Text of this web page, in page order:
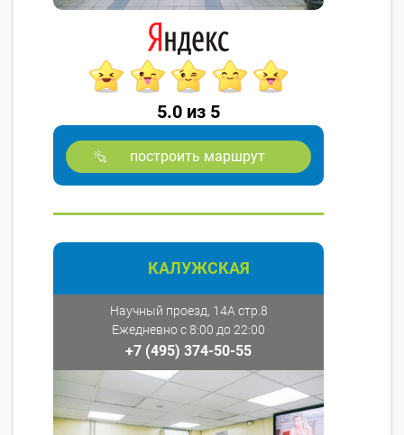
5.0 из 5
построить маршрут
КАЛУЖСКАЯ
Научный проезд, 14А стр.8
Ежедневно с 8:00 до 22:00
+7 (495) 374-50-55